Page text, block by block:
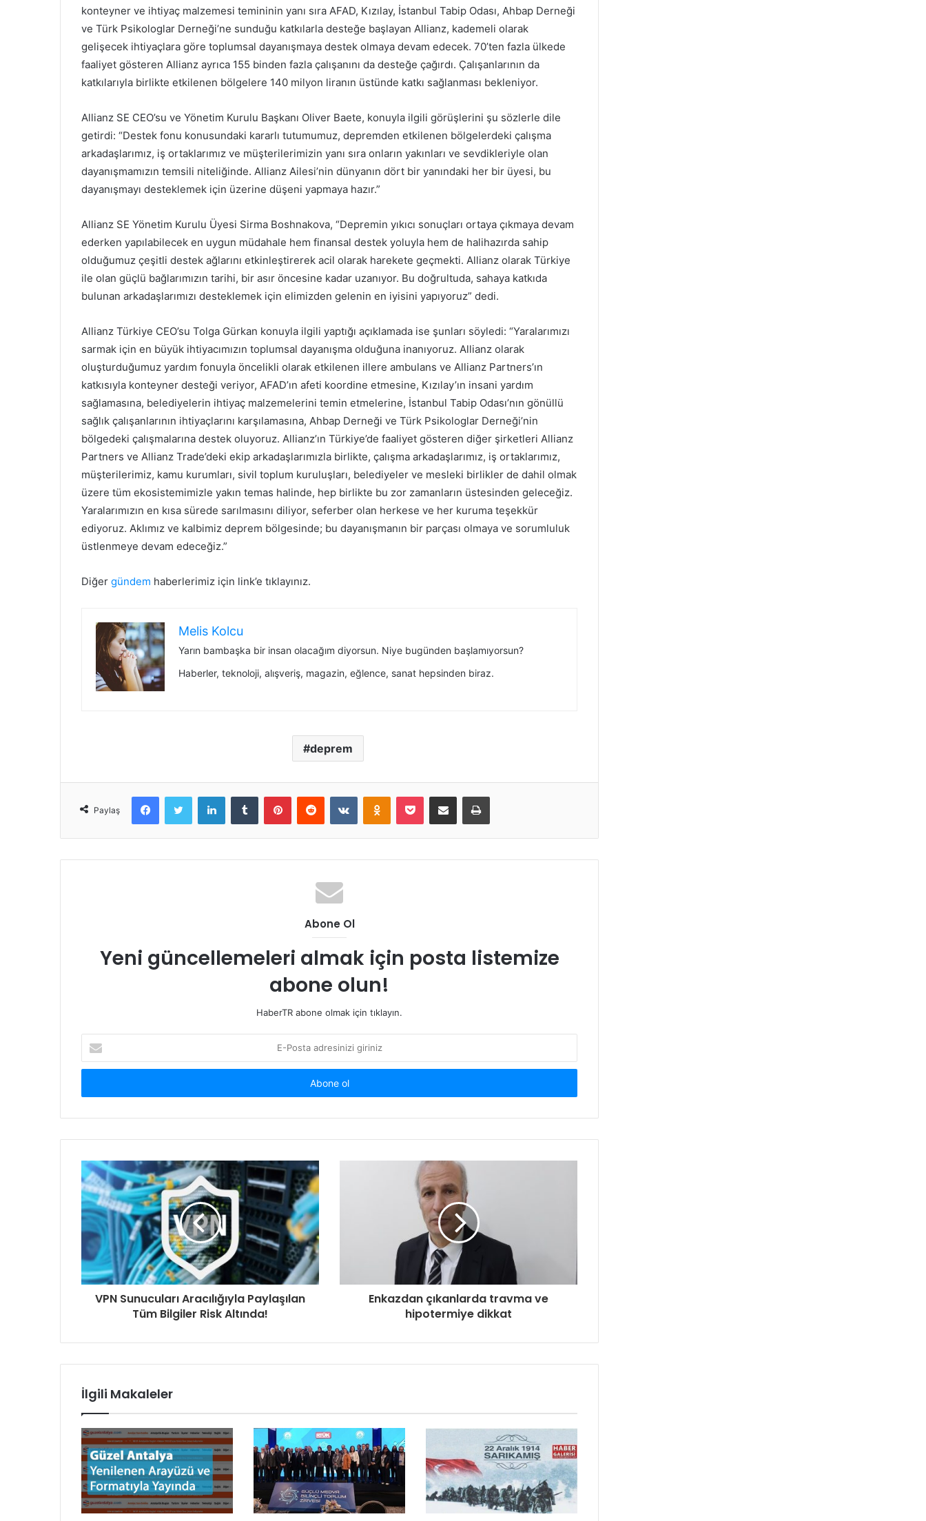
konteyner ve ihtiyaç malzemesi temininin yanı sıra AFAD, Kızılay, İstanbul Tabip Odası, Ahbap Derneği
ve Türk Psikologlar Derneği’ne sunduğu katkılarla desteğe başlayan Allianz, kademeli olarak
gelişecek ihtiyaçlara göre toplumsal dayanışmaya destek olmaya devam edecek. 70’ten fazla ülkede
faaliyet gösteren Allianz ayrıca 155 binden fazla çalışanını da desteğe çağırdı. Çalışanlarının da
katkılarıyla birlikte etkilenen bölgelere 140 milyon liranın üstünde katkı sağlanması bekleniyor.
Allianz SE CEO’su ve Yönetim Kurulu Başkanı Oliver Baete, konuyla ilgili görüşlerini şu sözlerle dile
getirdi: “Destek fonu konusundaki kararlı tutumumuz, depremden etkilenen bölgelerdeki çalışma
arkadaşlarımız, iş ortaklarımız ve müşterilerimizin yanı sıra onların yakınları ve sevdikleriyle olan
dayanışmamızın temsili niteliğinde. Allianz Ailesi’nin dünyanın dört bir yanındaki her bir üyesi, bu
dayanışmayı desteklemek için üzerine düşeni yapmaya hazır.”
Allianz SE Yönetim Kurulu Üyesi Sirma Boshnakova, “Depremin yıkıcı sonuçları ortaya çıkmaya devam
ederken yapılabilecek en uygun müdahale hem finansal destek yoluyla hem de halihazırda sahip
olduğumuz çeşitli destek ağlarını etkinleştirerek acil olarak harekete geçmekti. Allianz olarak Türkiye
ile olan güçlü bağlarımızın tarihi, bir asır öncesine kadar uzanıyor. Bu doğrultuda, sahaya katkıda
bulunan arkadaşlarımızı desteklemek için elimizden gelenin en iyisini yapıyoruz” dedi.
Allianz Türkiye CEO’su Tolga Gürkan konuyla ilgili yaptığı açıklamada ise şunları söyledi: “Yaralarımızı
sarmak için en büyük ihtiyacımızın toplumsal dayanışma olduğuna inanıyoruz. Allianz olarak
oluşturduğumuz yardım fonuyla öncelikli olarak etkilenen illere ambulans ve Allianz Partners’ın
katkısıyla konteyner desteği veriyor, AFAD’ın afeti koordine etmesine, Kızılay’ın insani yardım
sağlamasına, belediyelerin ihtiyaç malzemelerini temin etmelerine, İstanbul Tabip Odası’nın gönüllü
sağlık çalışanlarının ihtiyaçlarını karşılamasına, Ahbap Derneği ve Türk Psikologlar Derneği’nin
bölgedeki çalışmalarına destek oluyoruz. Allianz’ın Türkiye’de faaliyet gösteren diğer şirketleri Allianz
Partners ve Allianz Trade’deki ekip arkadaşlarımızla birlikte, çalışma arkadaşlarımız, iş ortaklarımız,
müşterilerimiz, kamu kurumları, sivil toplum kuruluşları, belediyeler ve mesleki birlikler de dahil olmak
üzere tüm ekosistemimizle yakın temas halinde, hep birlikte bu zor zamanların üstesinden geleceğiz.
Yaralarımızın en kısa sürede sarılmasını diliyor, seferber olan herkese ve her kuruma teşekkür
ediyoruz. Aklımız ve kalbimiz deprem bölgesinde; bu dayanışmanın bir parçası olmaya ve sorumluluk
üstlenmeye devam edeceğiz.”
Diğer gündem haberlerimiz için link’e tıklayınız.
Melis Kolcu
Yarın bambaşka bir insan olacağım diyorsun. Niye bugünden başlamıyorsun?
Haberler, teknoloji, alışveriş, magazin, eğlence, sanat hepsinden biraz.
deprem
Paylaş
FacebookTwitter LinkedInTumblr PinterestReddit VKontakteOdnoklassniki
Pocket E-Posta ile paylaş Yazdır
Abone Ol
Yeni güncellemeleri almak için posta listemize
abone olun!
HaberTR abone olmak için tıklayın.
Posta
adresinizi
VPN Sunucuları Aracılığıyla Paylaşılan
Tüm Bilgiler Risk Altında!
Enkazdan çıkanlarda travma ve
hipotermiye dikkat
İlgili Makaleler